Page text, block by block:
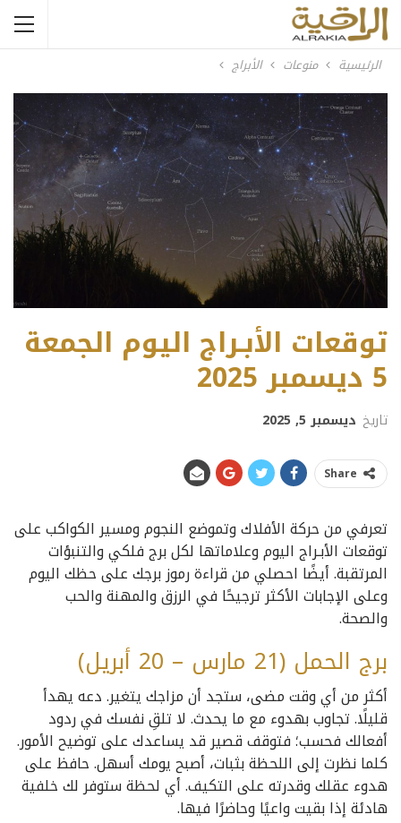
الرئيسية منوعات الأبراج
توقعات الأبـراج اليوم الجمعة
5 ديسمبر 2025
تاريخ ديسمبر 5, 2025
Share
تعرفي من حركة الأفلاك وتموضع النجوم ومسير الكواكب على
توقعات الأبـراج اليوم وعلاماتها لكل برج فلكي والتنبؤات
المرتقبة. أيضًا احصلي من قراءة رموز برجك على حظك اليوم
وعلى الإجابات الأكثر ترجيحًا في الرزق والمهنة والحب
والصحة.
برج الحمل (21 مارس – 20 أبريل)
أكثر من أي وقت مضى، ستجد أن مزاجك يتغير. دعه يهدأ
قليلًا. تجاوب بهدوء مع ما يحدث. لا تلقِ نفسك في ردود
أفعالك فحسب؛ فتوقف قصير قد يساعدك على توضيح الأمور.
كلما نظرت إلى اللحظة بثبات، أصبح يومك أسهل. حافظ على
هدوء عقلك وقدرته على التكيف. أي لحظة ستوفر لك خلفية
هادئة إذا بقيت واعيًا وحاضرًا فيها.